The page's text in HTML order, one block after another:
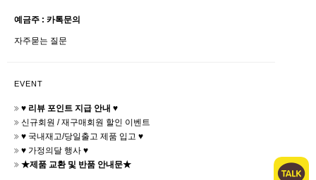
예금주 : 카톡문의
자주묻는 질문
EVENT
♥ 리뷰 포인트 지급 안내 ♥
신규회원 / 재구매회원 할인 이벤트
♥ 국내재고/당일출고 제품 입고 ♥
♥ 가정의달 행사 ♥
★제품 교환 및 반품 안내문★